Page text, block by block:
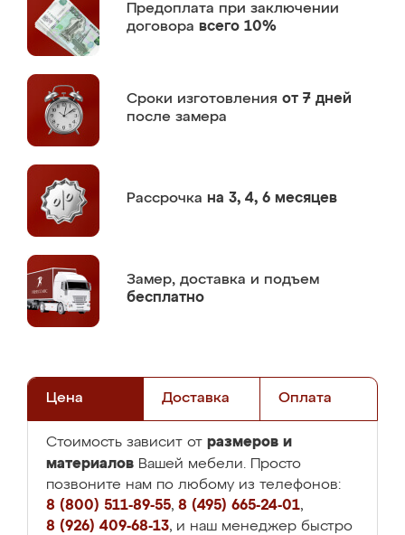
Предоплата при заключении
договора всего 10%
Сроки изготовления от 7 дней
после замера
Рассрочка на 3, 4, 6 месяцев
Замер, доставка и подъем
бесплатно
Цена Доставка Оплата
Стоимость зависит от размеров и
материалов Вашей мебели. Просто
позвоните нам по любому из телефонов:
8 (800) 511-89-55, 8 (495) 665-24-01,
8 (926) 409-68-13, и наш менеджер быстро